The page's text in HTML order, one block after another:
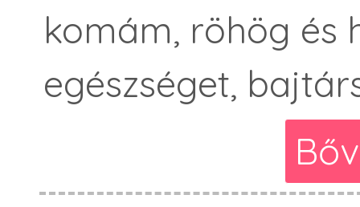
komám, röhög és
egészséget,